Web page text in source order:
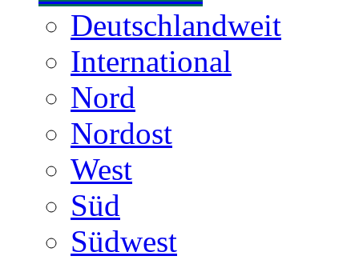
Deutschlandweit
International
Nord
Nordost
West
Süd
Südwest